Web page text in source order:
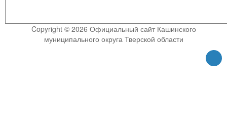
Copyright © 2026 Официальный сайт Кашинского
муниципального округа Тверской области